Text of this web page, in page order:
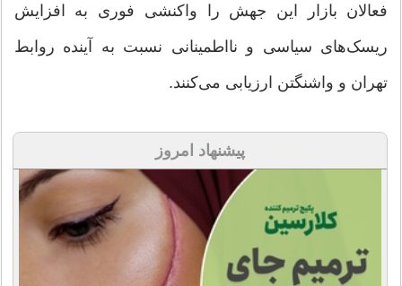
فعالان بازار این جهش را واکنشی فوری به افزایش
ریسک‌های سیاسی و نااطمینانی نسبت به آینده روابط
تهران و واشنگتن ارزیابی می‌کنند.
پیشنهاد امروز